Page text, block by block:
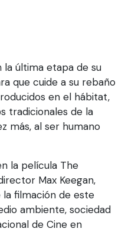
la última etapa de su
que cuide a su rebaño
en el hábitat,
tradicionales de la
más, al ser humano
la película The
Max Keegan,
filmación de este
ambiente, sociedad
de Cine en